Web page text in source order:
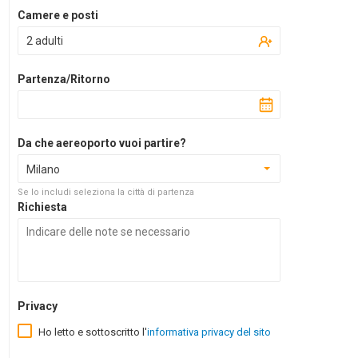
Camere e posti
2 adulti
Partenza/Ritorno
Da che aereoporto vuoi partire?
Milano
Se lo includi seleziona la città di partenza
Richiesta
Privacy
Ho letto e sottoscritto l'informativa privacy del sito